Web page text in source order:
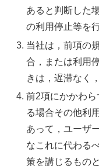
あると判断した
の利用停止等を
当社は，前項の
合，または利用
きは，遅滞なく
前2項にかかわ
る場合その他利
あって，ユーザ
なこれに代わる
策を講じるもの